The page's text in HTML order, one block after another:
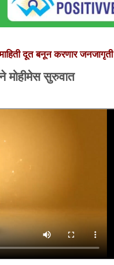
माहिती दूत बनून करणार जनजागृती
मोहीमेस सुरुवात